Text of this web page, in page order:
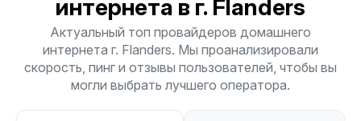
интернета в г. Flanders
Актуальный топ провайдеров домашнего
интернета г. Flanders. Мы проанализировали
скорость, пинг и отзывы пользователей, чтобы вы
могли выбрать лучшего оператора.